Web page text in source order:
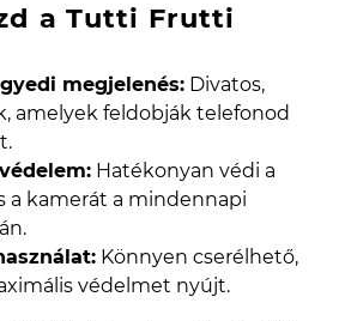
a Tutti Frutti
megjelenés: Divatos,
amelyek feldobják telefonod
Hatékonyan védi a
a kamerát a mindennapi
Könnyen cserélhető,
védelmet nyújt.